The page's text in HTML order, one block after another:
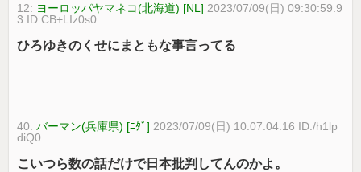
12: ヨーロッパヤマネコ(北海道) [NL] 2023/07/09(日) 09:30:59.9
3 ID:CB+LIz0s0
ひろゆきのくせにまともな事言ってる
40:バーマン(兵庫県) [ﾆﾀﾞ] 2023/07/09(日) 10:07:04.16 ID:/h1lp
diQ0
こいつら数の話だけで日本批判してんのかよ。